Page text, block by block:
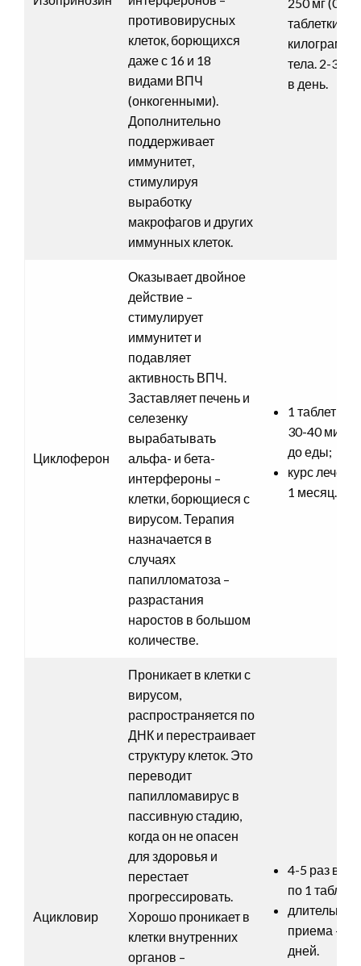
противовирусных
клеток, борющихся
даже с 16 и 18
видами ВПЧ
(онкогенными).
Дополнительно
поддерживает
иммунитет,
стимулируя
выработку
макрофагов и других
иммунных клеток.
250 мг (0.5
таблетки)
килограмм
тела. 2-3
в день.
Циклоферон
Оказывает двойное
действие –
стимулирует
иммунитет и
подавляет
активность ВПЧ.
Заставляет печень и
селезенку
вырабатывать
альфа- и бета-
интерфероны –
клетки, борющиеся с
вирусом. Терапия
назначается в
случаях
папилломатоза –
разрастания
наростов в большом
количестве.
1 таблетка
30-40 минут
до еды;
курс
1 месяц.
Ацикловир
Проникает в клетки с
вирусом,
распространяется по
ДНК и перестраивает
структуру клеток. Это
переводит
папилломавирус в
пассивную стадию,
когда он не опасен
для здоровья и
перестает
прогрессировать.
Хорошо проникает в
клетки внутренних
органов –
4-5 раз в
по 1
приема – 5-
дней.